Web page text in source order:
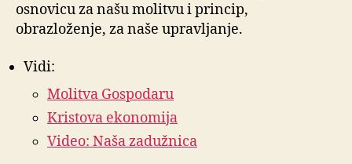
osnovicu za našu molitvu i princip,
obrazloženje, za naše upravljanje.
Vidi:
Molitva Gospodaru
Kristova ekonomija
Video: Naša zadužnica